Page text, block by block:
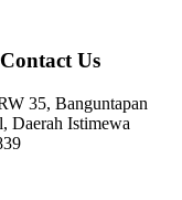
Us
35, Banguntapan
Daerah Istimewa